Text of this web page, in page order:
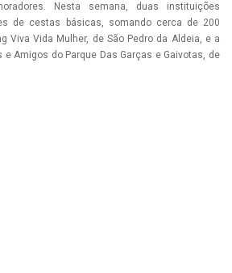
Nesta semana, duas instituições
de cestas básicas, somando cerca de 200
Viva Vida Mulher, de São Pedro da Aldeia, e a
Amigos do Parque Das Garças e Gaivotas, de